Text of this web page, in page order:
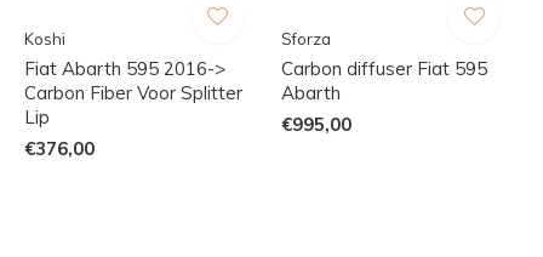
Koshi
Fiat Abarth 595 2016->
Carbon Fiber Voor Splitter
Lip
€376,00
Sforza
Carbon diffuser Fiat 595
Abarth
€995,00